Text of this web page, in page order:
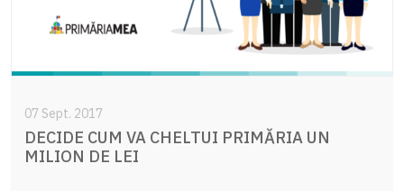
07 Sept. 2017
DECIDE CUM VA CHELTUI PRIMĂRIA UN
MILION DE LEI